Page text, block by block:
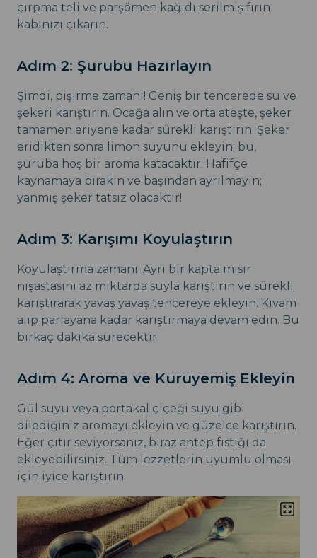
çırpma teli ve parşömen kağıdı serilmiş fırın
kabınızı çıkarın.
Adım 2: Şurubu Hazırlayın
Şimdi, pişirme zamanı! Geniş bir tencerede su ve
şekeri karıştırın. Ocağa alın ve orta ateşte, şeker
tamamen eriyene kadar sürekli karıştırın. Şeker
eridikten sonra limon suyunu ekleyin; bu,
şuruba hoş bir aroma katacaktır. Hafifçe
kaynamaya bırakın ve başından ayrılmayın;
yanmış şeker tatsız olacaktır!
Adım 3: Karışımı Koyulaştırın
Koyulaştırma zamanı. Ayrı bir kapta mısır
nişastasını az miktarda suyla karıştırın ve sürekli
karıştırarak yavaş yavaş tencereye ekleyin. Kıvam
alıp parlayana kadar karıştırmaya devam edin. Bu
birkaç dakika sürecektir.
Adım 4: Aroma ve Kuruyemiş Ekleyin
Gül suyu veya portakal çiçeği suyu gibi
dilediğiniz aromayı ekleyin ve güzelce karıştırın.
Eğer çıtır seviyorsanız, biraz antep fıstığı da
ekleyebilirsiniz. Tüm lezzetlerin uyumlu olması
için iyice karıştırın.